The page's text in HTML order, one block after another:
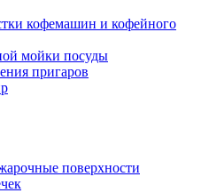
кофемашин и кофейного
мойки посуды
пригаров
поверхности